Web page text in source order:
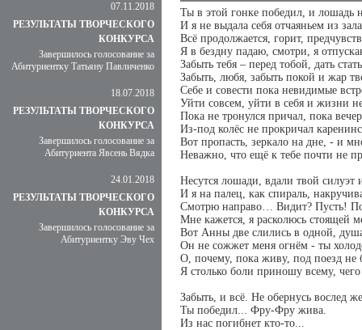
07.11.2018
РЕЗУЛЬТАТЫ ТВОРЧЕСКОГО
КОНКУРСА
Завершилось голосование за
Абитуриентку Татьяну Павличенко
18.07.2018
РЕЗУЛЬТАТЫ ТВОРЧЕСКОГО
КОНКУРСА
Завершилось голосование за
Абитуриента Явсень Вядка
24.01.2018
РЕЗУЛЬТАТЫ ТВОРЧЕСКОГО
КОНКУРСА
Завершилось голосование за
Абитуриентку Эву Чех
Ты в этой гонке победил, и лошадь
И я не выдала себя отчаяньем из
Всё продолжается, горит,
Я в бездну падаю, смотри, я
Забыть тебя – перед тобой, дать
Забыть, любя, забыть покой и жар
Себе и совести пока невидимые
Уйти совсем, уйти в себя и жизни
Пока не тронулся причал, пока
Из-под колёс не прокричал
Вот пропасть, зеркало на дне, - и
Неважно, что ещё к тебе почти не
Несутся лошади, вдали твой силуэт
И я на палец, как спираль,
Смотрю направо… Видит? Пусть!
Мне кажется, я расколюсь стоящей
Вот Анны две слились в одной,
Он не сожжет меня огнём - ты
О, почему, пока живу, под поезд не
Я столько боли приношу всему,
Забыть, и всё. Не обернусь вослед
Ты победил... Фру-Фру жива.
Из нас погибнет кто-то...